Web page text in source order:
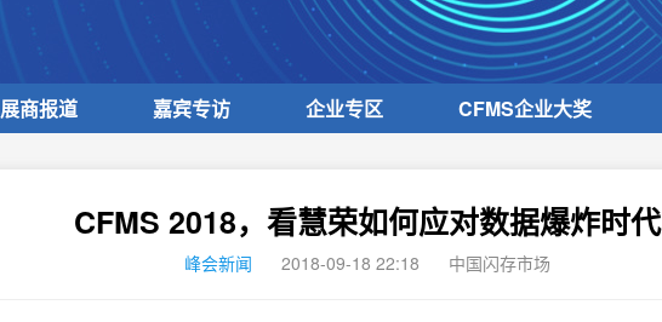
展商报道 嘉宾专访 企业专区 CFMS企业大奖
CFMS 2018，看慧荣如何应对数据爆炸时代
峰会新闻 2018-09-18 22:18 中国闪存市场